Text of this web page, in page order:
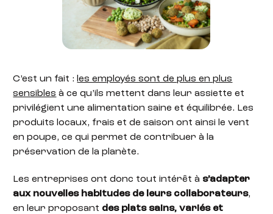
C’est un fait : les employés sont de plus en plus
sensibles à ce qu’ils mettent dans leur assiette et
privilégient une alimentation saine et équilibrée. Les
produits locaux, frais et de saison ont ainsi le vent
en poupe, ce qui permet de contribuer à la
préservation de la planète.
Les entreprises ont donc tout intérêt à s’adapter
aux nouvelles habitudes de leurs collaborateurs,
en leur proposant des plats sains, variés et